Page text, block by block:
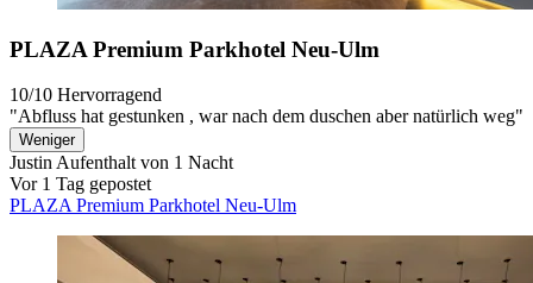
PLAZA Premium Parkhotel Neu-Ulm
10/10 Hervorragend
"Abfluss hat gestunken , war nach dem duschen aber natürlich weg"
Weniger
Justin Aufenthalt von 1 Nacht
Vor 1 Tag gepostet
PLAZA Premium Parkhotel Neu-Ulm